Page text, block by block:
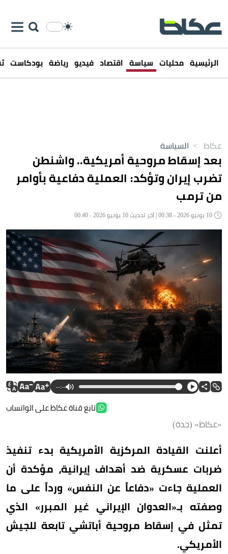
الرئيسية محليات سياسة اقتصاد فيديو رياضة بودكاست
عكاظ > السياسة
بعد إسقاط مروحية أمريكية.. واشنطن
تضرب إيران وتؤكد: العملية دفاعية بأوامر
من ترمب
--:--
تابع قناة عكاظ على الواتساب
«عكاظ» (جدة)
أعلنت القيادة المركزية الأمريكية بدء تنفيذ
ضربات عسكرية ضد أهداف إيرانية، مؤكدة أن
العملية جاءت «دفاعاً عن النفس» ورداً على ما
وصفته بـ«العدوان الإيراني غير المبرر» الذي
تمثل في إسقاط مروحية أباتشي تابعة للجيش
الأمريكي.